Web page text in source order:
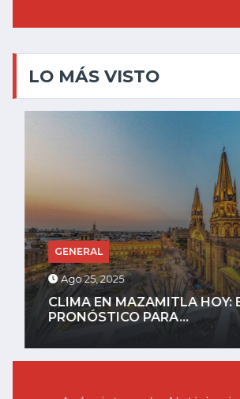
LO MÁS VISTO
GENERAL
Ago 25, 2025
CLIMA EN MAZAMITLA HOY: EL
PRONÓSTICO PARA...